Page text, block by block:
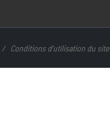
Conditions d’utilisation du site